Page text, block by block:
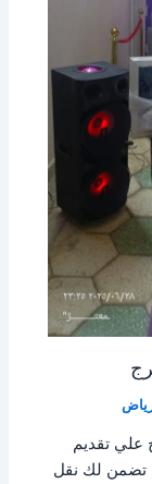
تقديم
تضمن لك نقل